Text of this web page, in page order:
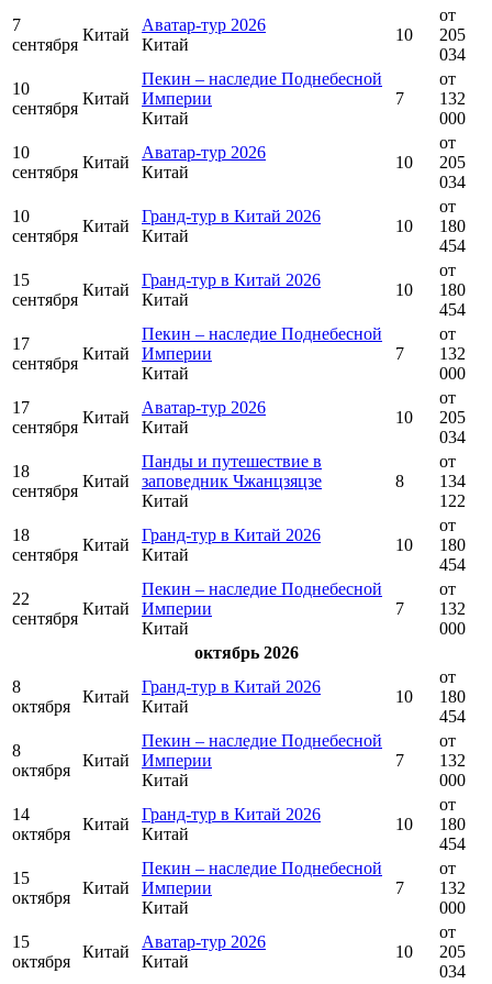
7
сентября
Китай
Аватар-тур 2026
Китай
10
от
205
034
10
сентября
Китай
Пекин – наследие Поднебесной
Империи
Китай
7
от
132
000
10
сентября
Китай
Аватар-тур 2026
Китай
10
от
205
034
10
сентября
Китай
Гранд-тур в Китай 2026
Китай
10
от
180
454
15
сентября
Китай
Гранд-тур в Китай 2026
Китай
10
от
180
454
17
сентября
Китай
Пекин – наследие Поднебесной
Империи
Китай
7
от
132
000
17
сентября
Китай
Аватар-тур 2026
Китай
10
от
205
034
18
сентября
Китай
Панды и путешествие в
заповедник Чжанцзяцзе
Китай
8
от
134
122
18
сентября
Китай
Гранд-тур в Китай 2026
Китай
10
от
180
454
22
сентября
Китай
Пекин – наследие Поднебесной
Империи
Китай
7
от
132
000
октябрь 2026
8
октября
Китай
Гранд-тур в Китай 2026
Китай
10
от
180
454
8
октября
Китай
Пекин – наследие Поднебесной
Империи
Китай
7
от
132
000
14
октября
Китай
Гранд-тур в Китай 2026
Китай
10
от
180
454
15
октября
Китай
Пекин – наследие Поднебесной
Империи
Китай
7
от
132
000
15
октября
Китай
Аватар-тур 2026
Китай
10
от
205
034